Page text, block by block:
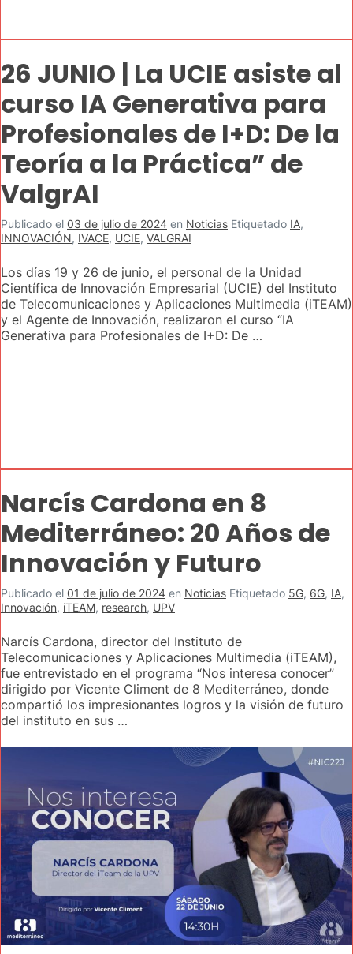
26 JUNIO | La UCIE asiste al
curso IA Generativa para
Profesionales de I+D: De la
Teoría a la Práctica” de
ValgrAI
Publicado el 03 de julio de 2024 en Noticias Etiquetado IA,
INNOVACIÓN, IVACE, UCIE, VALGRAI
Los días 19 y 26 de junio, el personal de la Unidad
Científica de Innovación Empresarial (UCIE) del Instituto
de Telecomunicaciones y Aplicaciones Multimedia (iTEAM)
y el Agente de Innovación, realizaron el curso “IA
Generativa para Profesionales de I+D: De …
Narcís Cardona en 8
Mediterráneo: 20 Años de
Innovación y Futuro
Publicado el 01 de julio de 2024 en Noticias Etiquetado 5G, 6G, IA,
Innovación, iTEAM, research, UPV
Narcís Cardona, director del Instituto de
Telecomunicaciones y Aplicaciones Multimedia (iTEAM),
fue entrevistado en el programa “Nos interesa conocer”
dirigido por Vicente Climent de 8 Mediterráneo, donde
compartió los impresionantes logros y la visión de futuro
del instituto en sus …